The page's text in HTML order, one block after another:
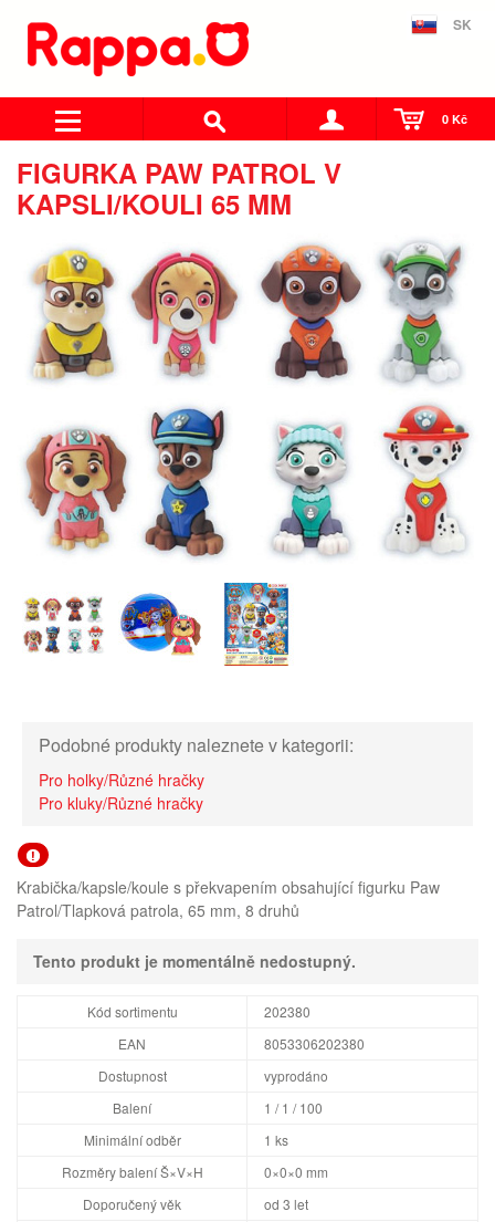
SK
0 Kč
FIGURKA PAW PATROL V
KAPSLI/KOULI 65 MM
Podobné produkty naleznete v kategorii:
Pro holky/Různé hračky
Pro kluky/Různé hračky
Krabička/kapsle/koule s překvapením obsahující figurku Paw
Patrol/Tlapková patrola, 65 mm, 8 druhů
Tento produkt je momentálně nedostupný.
Kód sortimentu
202380
EAN
8053306202380
Dostupnost
vyprodáno
Balení
1 / 1 / 100
Minimální odběr
1 ks
Rozměry balení Š×V×H
0×0×0 mm
Doporučený věk
od 3 let